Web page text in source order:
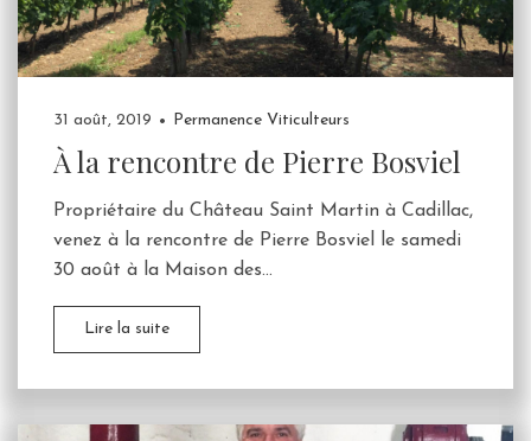
31 août, 2019 Permanence Viticulteurs
À la rencontre de Pierre Bosviel
Propriétaire du Château Saint Martin à Cadillac,
venez à la rencontre de Pierre Bosviel le samedi
30 août à la Maison des...
Lire la suite